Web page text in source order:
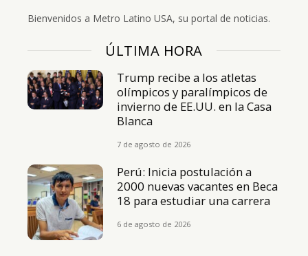
Bienvenidos a Metro Latino USA, su portal de noticias.
ÚLTIMA HORA
Trump recibe a los atletas
olímpicos y paralímpicos de
invierno de EE.UU. en la Casa
Blanca
7 de agosto de 2026
Perú: Inicia postulación a
2000 nuevas vacantes en Beca
18 para estudiar una carrera
6 de agosto de 2026